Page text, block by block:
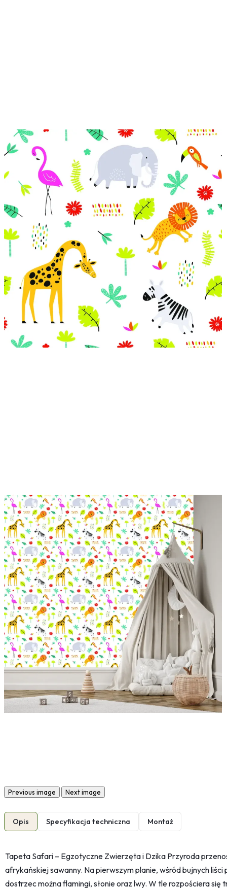
Previous image Next image
Opis Specyfikacja techniczna Montaż
Tapeta Safari – Egzotyczne Zwierzęta i Dzika Przyroda
afrykańskiej sawanny. Na pierwszym planie, wśród bujnych
dostrzec można flamingi, słonie oraz lwy. W tle rozpościera się